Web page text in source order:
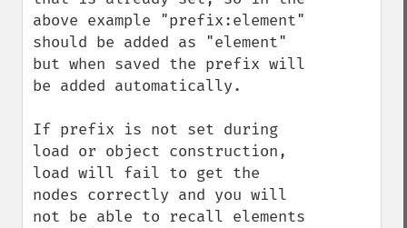
above example "prefix:element"
should be added as "element"
but when saved the prefix will
be added automatically.
If prefix is not set during
load or object construction,
load will fail to get the
nodes correctly and you will
not be able to recall elements